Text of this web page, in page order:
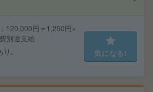
120,000円＝1,250円×
別途支給
。 気になる!